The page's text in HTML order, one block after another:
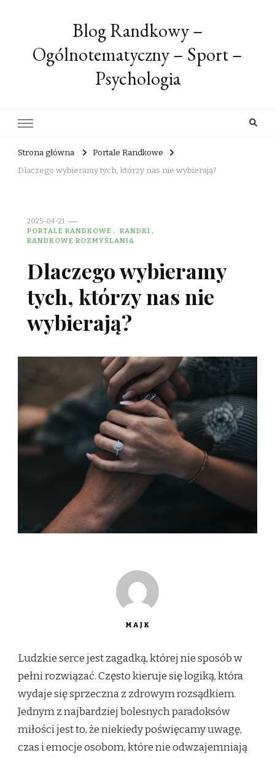
Blog Randkowy –
Ogólnotematyczny – Sport –
Psychologia
Strona główna
Portale Randkowe
Dlaczego wybieramy tych, którzy nas nie wybierają?
2025-04-21
PORTALE RANDKOWE
RANDKI
RANDKOWE ROZMYŚLANIA
Dlaczego wybieramy
tych, którzy nas nie
wybierają?
MAJK
Ludzkie serce jest zagadką, której nie sposób w
pełni rozwiązać. Często kieruje się logiką, która
wydaje się sprzeczna z zdrowym rozsądkiem.
Jednym z najbardziej bolesnych paradoksów
miłości jest to, że niekiedy poświęcamy uwagę,
czas i emocje osobom, które nie odwzajemniają